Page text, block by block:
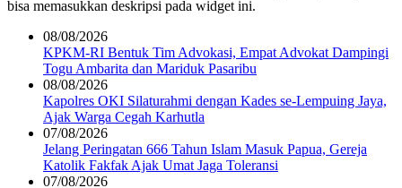
bisa memasukkan deskripsi pada widget ini.
08/08/2026
KPKM-RI Bentuk Tim Advokasi, Empat Advokat Dampingi
Togu Ambarita dan Mariduk Pasaribu
08/08/2026
Kapolres OKI Silaturahmi dengan Kades se-Lempuing Jaya,
Ajak Warga Cegah Karhutla
07/08/2026
Jelang Peringatan 666 Tahun Islam Masuk Papua, Gereja
Katolik Fakfak Ajak Umat Jaga Toleransi
07/08/2026